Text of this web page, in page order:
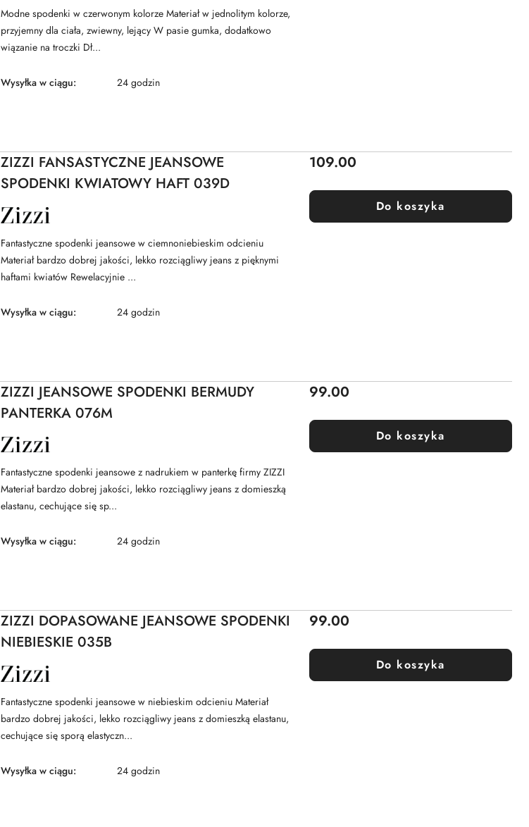
Modne spodenki w czerwonym kolorze Materiał w jednolitym kolorze,
przyjemny dla ciała, zwiewny, lejący W pasie gumka, dodatkowo
wiązanie na troczki Dł...
Wysyłka w ciągu: 24 godzin
ZIZZI FANSASTYCZNE JEANSOWE
SPODENKI KWIATOWY HAFT 039D
NAZWA
PRODUCENTA:
Fantastyczne spodenki jeansowe w ciemnoniebieskim odcieniu
Materiał bardzo dobrej jakości, lekko rozciągliwy jeans z pięknymi
haftami kwiatów Rewelacyjnie ...
Wysyłka w ciągu: 24 godzin
Cena:
109.00
Do koszyka
ZIZZI JEANSOWE SPODENKI BERMUDY
PANTERKA 076M
NAZWA
PRODUCENTA:
Fantastyczne spodenki jeansowe z nadrukiem w panterkę firmy ZIZZI
Materiał bardzo dobrej jakości, lekko rozciągliwy jeans z domieszką
elastanu, cechujące się sp...
Wysyłka w ciągu: 24 godzin
Cena:
99.00
Do koszyka
ZIZZI DOPASOWANE JEANSOWE SPODENKI
NIEBIESKIE 035B
NAZWA
PRODUCENTA:
Fantastyczne spodenki jeansowe w niebieskim odcieniu Materiał
bardzo dobrej jakości, lekko rozciągliwy jeans z domieszką elastanu,
cechujące się sporą elastyczn...
Wysyłka w ciągu: 24 godzin
Cena:
99.00
Do koszyka